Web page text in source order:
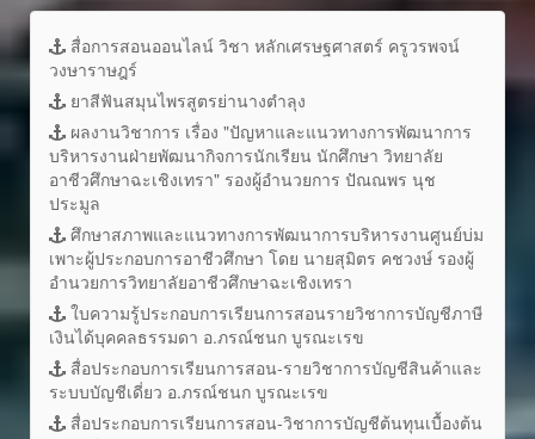
สื่อการสอนออนไลน์ วิชา หลักเศรษฐศาสตร์ ครูวรพจน์
วงษาราษฎร์
ยาสีฟันสมุนไพรสูตรย่านางตำลุง
ผลงานวิชาการ เรื่อง "ปัญหาและแนวทางการพัฒนาการ
บริหารงานฝ่ายพัฒนากิจการนักเรียน นักศึกษา วิทยาลัย
อาชีวศึกษาฉะเชิงเทรา" รองผู้อำนวยการ ปัณณพร นุช
ประมูล
ศึกษาสภาพและแนวทางการพัฒนาการบริหารงานศูนย์บ่ม
เพาะผู้ประกอบการอาชีวศึกษา โดย นายสุมิตร คชวงษ์ รองผู้
อำนวยการวิทยาลัยอาชีวศึกษาฉะเชิงเทรา
ใบความรู้ประกอบการเรียนการสอนรายวิชาการบัญชีภาษี
เงินได้บุคคลธรรมดา อ.ภรณ์ชนก บูรณะเรข
สื่อประกอบการเรียนการสอน-รายวิชาการบัญชีสินค้าและ
ระบบบัญชีเดี่ยว อ.ภรณ์ชนก บูรณะเรข
สื่อประกอบการเรียนการสอน-วิชาการบัญชีต้นทุนเบื้องต้น